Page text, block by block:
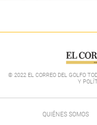
© 2022 EL CORREO DEL GOLFO
Y
QUIÉNES SOMOS